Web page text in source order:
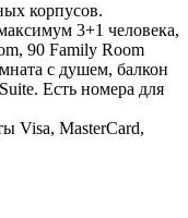
корпусов.
3+1 человека,
90 Family Room
с душем, балкон
Есть номера для
Visa, MasterCard,